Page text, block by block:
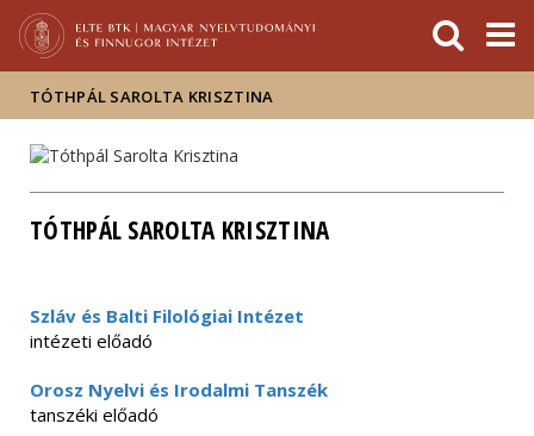
Hírek
Események
ELTE a
sajtóban
TÓTHPÁL SAROLTA KRISZTINA
TÓTHPÁL SAROLTA KRISZTINA
Szláv és Balti Filológiai Intézet
intézeti előadó
Orosz Nyelvi és Irodalmi Tanszék
tanszéki előadó